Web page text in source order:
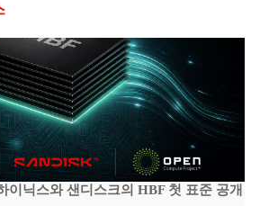
이닉스와 샌디스크의 HBF 첫 표준 공개